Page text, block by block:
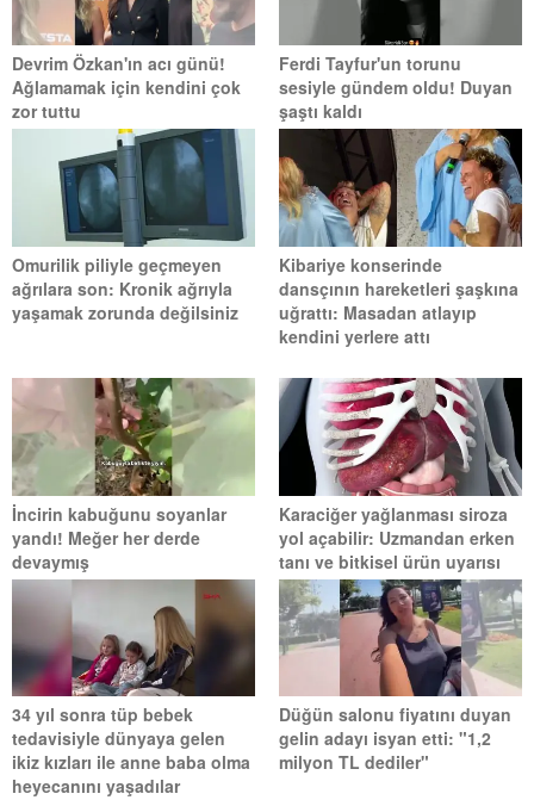
Devrim Özkan'ın acı günü!
Ağlamamak için kendini çok
zor tuttu
Ferdi Tayfur'un torunu
sesiyle gündem oldu! Duyan
şaştı kaldı
Omurilik piliyle geçmeyen
ağrılara son: Kronik ağrıyla
yaşamak zorunda değilsiniz
Kibariye konserinde
dansçının hareketleri şaşkına
uğrattı: Masadan atlayıp
kendini yerlere attı
İncirin kabuğunu soyanlar
yandı! Meğer her derde
devaymış
Karaciğer yağlanması siroza
yol açabilir: Uzmandan erken
tanı ve bitkisel ürün uyarısı
34 yıl sonra tüp bebek
tedavisiyle dünyaya gelen
ikiz kızları ile anne baba olma
heyecanını yaşadılar
Düğün salonu fiyatını duyan
gelin adayı isyan etti: "1,2
milyon TL dediler"